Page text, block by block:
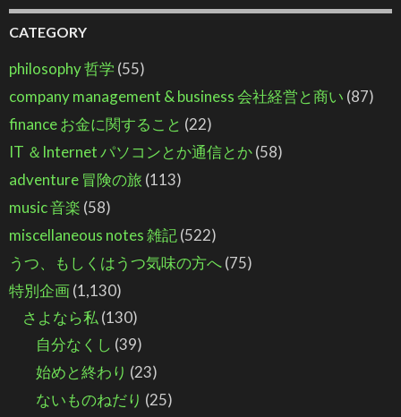
CATEGORY
philosophy 哲学 (55)
company management & business 会社経営と商い (87)
finance お金に関すること (22)
IT ＆Internet パソコンとか通信とか(58)
adventure 冒険の旅 (113)
music 音楽 (58)
miscellaneous notes 雑記(522)
うつ、もしくはうつ気味の方へ(75)
特別企画(1,130)
さよなら私(130)
自分なくし (39)
始めと終わり (23)
ないものねだり (25)